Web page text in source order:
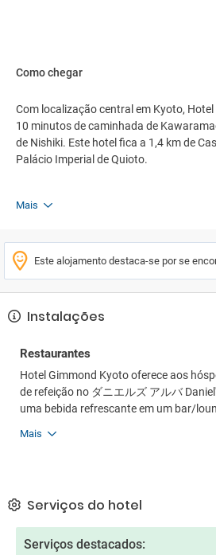
Como chegar
Com localização central em Kyoto,
10 minutos de caminhada de
de Nishiki. Este hotel fica a 1,4 km de
Palácio Imperial de Quioto.
Mais
Este alojamento destaca-se por se
Instalações
Restaurantes
Hotel Gimmond Kyoto oferece aos
de refeição no ダニエルズ アルバ
uma bebida refrescante em um bar/
Mais
Serviços do hotel
Serviços destacados: